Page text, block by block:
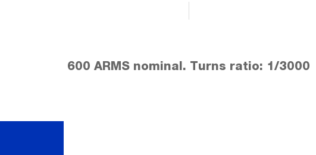
600 ARMS nominal. Turns ratio: 1/3000